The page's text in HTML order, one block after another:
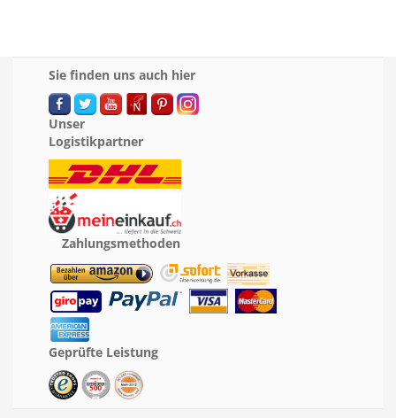
Sie finden uns auch hier
Unser
Logistikpartner
Zahlungsmethoden
Geprüfte Leistung